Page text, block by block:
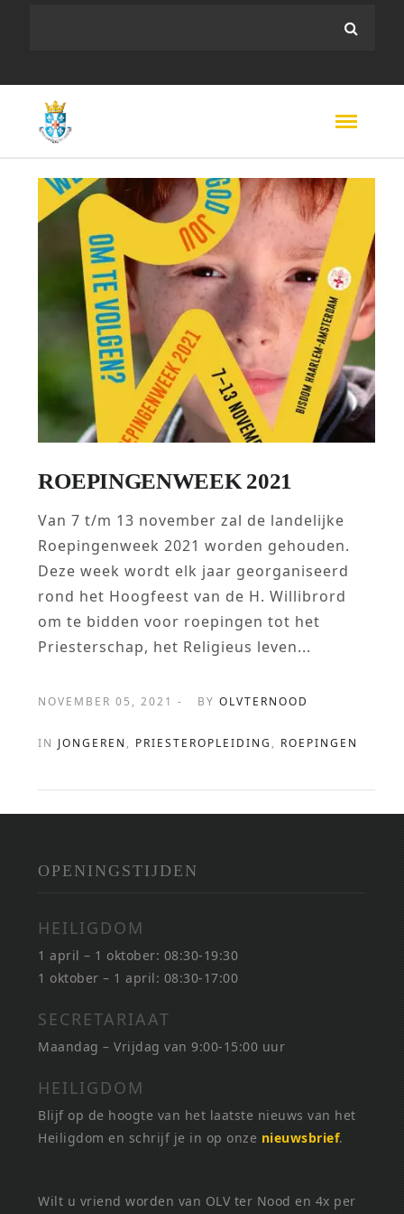
ROEPINGENWEEK 2021
Van 7 t/m 13 november zal de landelijke
Roepingenweek 2021 worden gehouden.
Deze week wordt elk jaar georganiseerd
rond het Hoogfeest van de H. Willibrord
om te bidden voor roepingen tot het
Priesterschap, het Religieus leven...
NOVEMBER 05, 2021 - BYOLVTERNOOD
IN JONGEREN , PRIESTEROPLEIDING , ROEPINGEN
OPENINGSTIJDEN
HEILIGDOM
1 april – 1 oktober: 08:30-19:30
1 oktober – 1 april: 08:30-17:00
SECRETARIAAT
Maandag – Vrijdag van 9:00-15:00 uur
HEILIGDOM
Blijf op de hoogte van het laatste nieuws van het
Heiligdom en schrijf je in op onze nieuwsbrief.
Wilt u vriend worden van OLV ter Nood en 4x per